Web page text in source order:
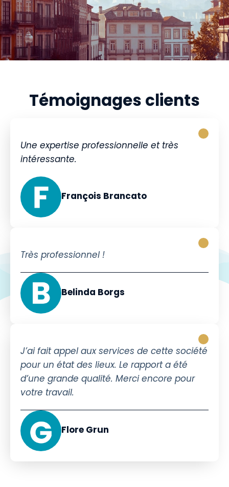
Témoignages clients
Une expertise professionnelle et très
intéressante.
François Brancato
Très professionnel !
Belinda Borgs
J’ai fait appel aux services de cette société
pour un état des lieux. Le rapport a été
d’une grande qualité. Merci encore pour
votre travail.
Flore Grun